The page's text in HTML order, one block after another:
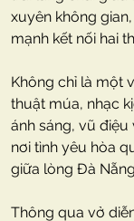
xuyên không
mạnh kết nối hai
Không chỉ là một
thuật múa, nhạc
ánh sáng, vũ điệu
nơi tình yêu hòa
giữa lòng Đà
Thông qua vở